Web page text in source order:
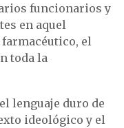
funcionarios y
en aquel
el
toda la
lenguaje duro de
ideológico y el